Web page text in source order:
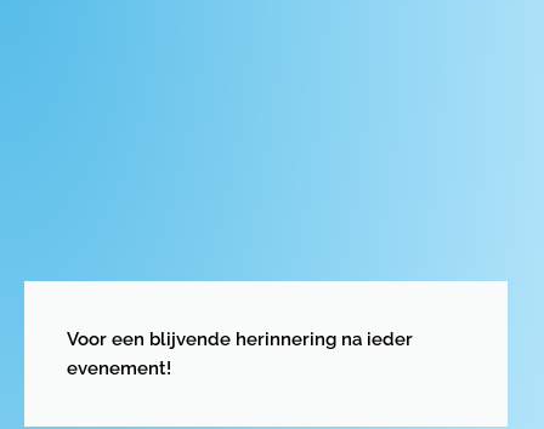
Voor een blijvende herinnering na ieder
evenement!